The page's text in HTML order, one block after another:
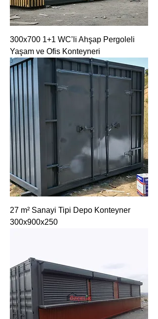
300x700 1+1 WC’li Ahşap Pergoleli
Yaşam ve Ofis Konteyneri
27 m² Sanayi Tipi Depo Konteyner
300x900x250